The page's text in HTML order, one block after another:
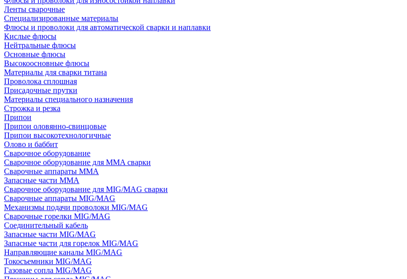
Ленты сварочные
Специализированные материалы
Флюсы и проволоки для автоматической сварки и наплавки
Кислые флюсы
Нейтральные флюсы
Основные флюсы
Высокоосновные флюсы
Материалы для сварки титана
Проволока сплошная
Присадочные прутки
Материалы специального назначения
Строжка и резка
Припои
Припои оловянно-свинцовые
Припои высокотехнологичные
Олово и баббит
Сварочное оборудование
Сварочное оборудование для MMA сварки
Сварочные аппараты MMA
Запасные части MMA
Сварочное оборудование для MIG/MAG сварки
Сварочные аппараты MIG/MAG
Механизмы подачи проволоки MIG/MAG
Сварочные горелки MIG/MAG
Соединительный кабель
Запасные части MIG/MAG
Запасные части для горелок MIG/MAG
Направляющие каналы MIG/MAG
Токосъемники MIG/MAG
Газовые сопла MIG/MAG